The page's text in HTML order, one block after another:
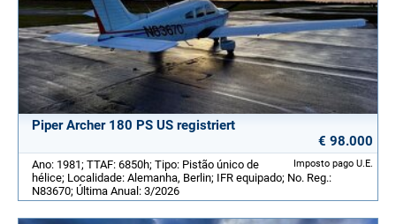
Piper Archer 180 PS US registriert
€ 98.000
Imposto pago U.E.
Ano: 1981; TTAF: 6850h; Tipo: Pistão único de
hélice; Localidade: Alemanha, Berlin; IFR equipado; No. Reg.:
N83670; Última Anual: 3/2026